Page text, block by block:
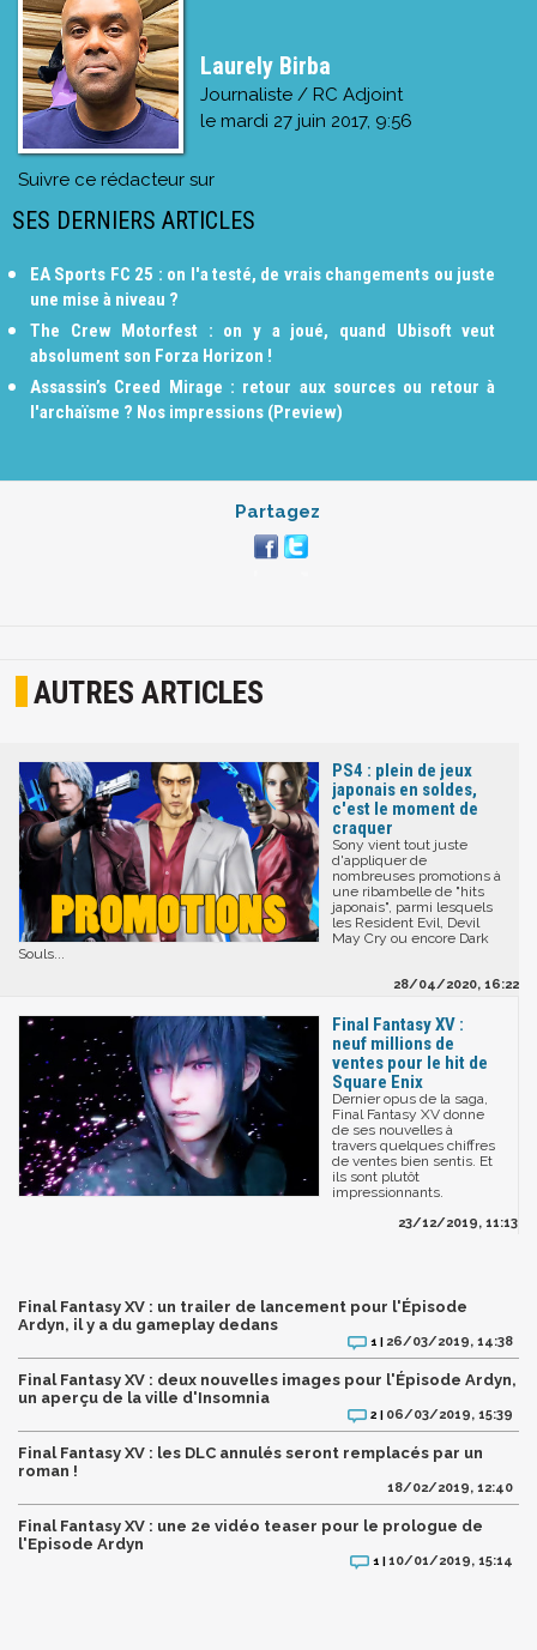
Laurely Birba
Journaliste / RC Adjoint
le mardi 27 juin 2017, 9:56
Suivre ce rédacteur sur
SES DERNIERS ARTICLES
EA Sports FC 25 : on l'a testé, de vrais changements ou juste
une mise à niveau ?
The Crew Motorfest : on y a joué, quand Ubisoft veut
absolument son Forza Horizon !
Assassin’s Creed Mirage : retour aux sources ou retour à
l'archaïsme ? Nos impressions (Preview)
Partagez
AUTRES ARTICLES
PS4 : plein de jeux
japonais en soldes,
c'est le moment de
craquer
Sony vient tout juste
d'appliquer de
nombreuses promotions à
une ribambelle de "hits
japonais", parmi lesquels
les Resident Evil, Devil
May Cry ou encore Dark
Souls...
28/04/2020, 16:22
Final Fantasy XV :
neuf millions de
ventes pour le hit de
Square Enix
Dernier opus de la saga,
Final Fantasy XV donne
de ses nouvelles à
travers quelques chiffres
de ventes bien sentis. Et
ils sont plutôt
impressionnants.
23/12/2019, 11:13
Final Fantasy XV : un trailer de lancement pour l'Épisode
Ardyn, il y a du gameplay dedans
1 | 26/03/2019, 14:38
Final Fantasy XV : deux nouvelles images pour l'Épisode Ardyn,
un aperçu de la ville d'Insomnia
2 | 06/03/2019, 15:39
Final Fantasy XV : les DLC annulés seront remplacés par un
roman !
18/02/2019, 12:40
Final Fantasy XV : une 2e vidéo teaser pour le prologue de
l'Episode Ardyn
1 | 10/01/2019, 15:14